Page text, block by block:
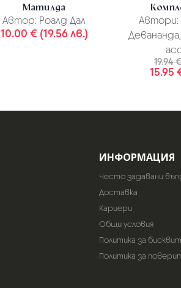
Матилда
Автор: Роалд Дал
10.00 € (19.56 лв.)
Автори:
19.94
15.95
ИНФОРМАЦИЯ
Често задавани
Доставка
Кариери
Общи условия
Политика за
Политика за